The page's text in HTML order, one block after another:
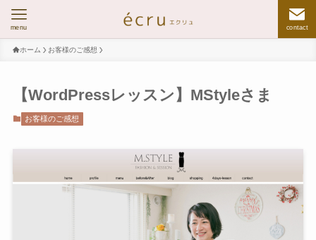
contact
menu
ホーム お客様のご感想
【WordPressレッスン】MStyleさま
お客様のご感想